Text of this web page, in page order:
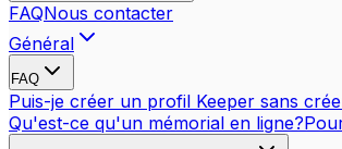
FAQNous contacter
Général
FAQ
Puis-je créer un profil Keeper sans
Qu'est-ce qu'un mémorial en ligne?